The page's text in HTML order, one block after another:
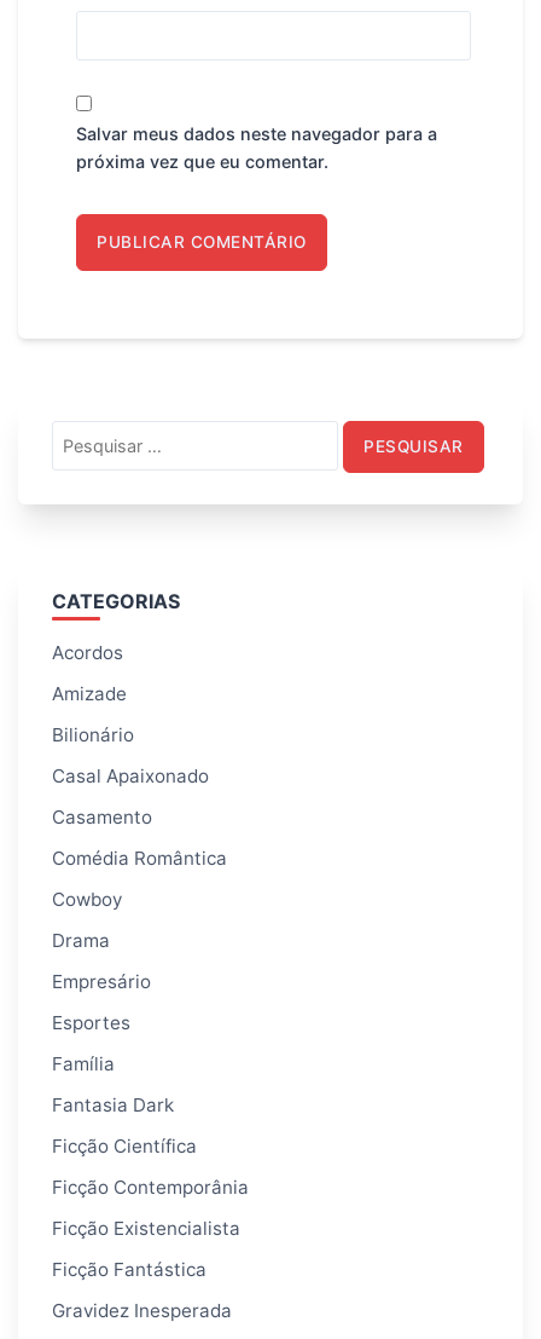
Salvar meus dados neste navegador para a
próxima vez que eu comentar.
por:
CATEGORIAS
Acordos
Amizade
Bilionário
Casal Apaixonado
Casamento
Comédia Romântica
Cowboy
Drama
Empresário
Esportes
Família
Fantasia Dark
Ficção Científica
Ficção Contemporânia
Ficção Existencialista
Ficção Fantástica
Gravidez Inesperada